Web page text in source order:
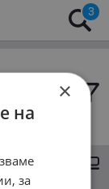
3
в
снимки
×
на
за